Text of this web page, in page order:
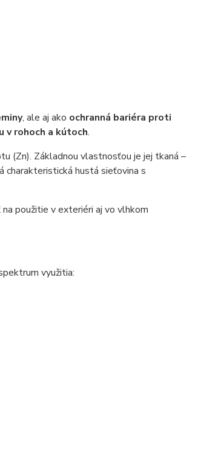
, ale aj ako ochranná bariéra proti
v rohoch a kútoch.
(Zn). Základnou vlastnosťou je jej tkaná –
charakteristická hustá sieťovina s
použitie v exteriéri aj vo vlhkom
využitia: